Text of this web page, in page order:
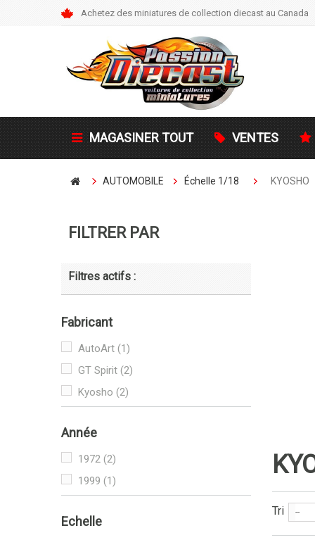
Achetez des miniatures de collection diecast au Canada
MAGASINER TOUT VENTES
AUTOMOBILE Échelle 1/18 KYOSHO
FILTRER PAR
Filtres actifs :
Fabricant
AutoArt (1)
GT Spirit (2)
Kyosho (2)
Année
1972 (2)
1999 (1)
Echelle
Tri --